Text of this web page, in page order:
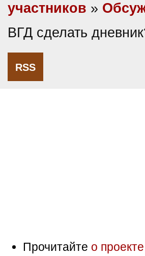
участников »
ВГД сделать
RSS
Прочитайте о проекте